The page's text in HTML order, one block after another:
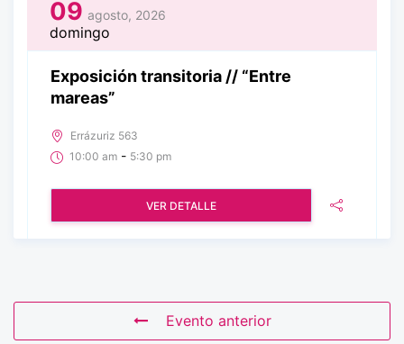
09 agosto, 2026
domingo
Exposición transitoria // “Entre
mareas”
Errázuriz 563
10:00 am - 5:30 pm
VER DETALLE
Evento anterior